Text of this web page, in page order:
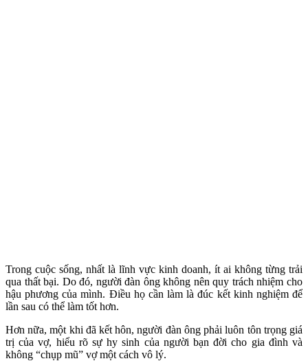
Trong cuộc sống, nhất là lĩnh vực kinh doanh, ít ai không từng trải
qua thất bại. Do đó, người đàn ông không nên quy trách nhiệm cho
hậu phương của mình. Điều họ cần làm là đúc kết kinh nghiệm để
lần sau có thể làm tốt hơn.
Hơn nữa, một khi đã kết hôn, người đàn ông phải luôn tôn trọng giá
trị của vợ, hiểu rõ sự hy sinh của người bạn đời cho gia đình và
không “chụp mũ” vợ một cách vô lý.